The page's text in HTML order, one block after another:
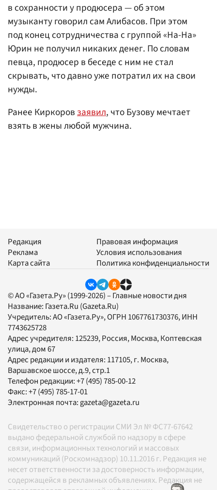
в сохранности у продюсера — об этом
музыканту говорил сам Алибасов. При этом
под конец сотрудничества с группой «На-На»
Юрин не получил никаких денег. По словам
певца, продюсер в беседе с ним не стал
скрывать, что давно уже потратил их на свои
нужды.
Ранее Киркоровзаявил, что Бузову мечтает
взять в жены любой мужчина.
Редакция
Реклама
Карта сайта
Правовая информация
Условия использования
Политика конфиденциальности
© АО «Газета.Ру» (1999-2026) – Главные новости дня
Название: Газета.Ru (Gazeta.Ru)
Учредитель:АО «Газета.Ру», ОГРН 1067761730376, ИНН
7743625728
Адрес учредителя: 125239, Россия, Москва, Коптевская
улица, дом 67
Адрес редакции и издателя: 117105, г. Москва,
Варшавское шоссе, д.9, стр.1
Телефон редакции:+7 (495) 785-00-12
Факс:+7 (495) 785-17-01
Электронная почта: gazeta@gazeta.ru
Свидетельство о регистрации СМИ Эл № ФС77-67642
выдано федеральной службой по надзору в сфере
связи, информационных технологий и массовых
коммуникаций (Роскомнадзор) 10.11.2016 г. Редакция не
несет ответственности за достоверность информации,
содержащейся в рекламных объявлениях. Редакция не